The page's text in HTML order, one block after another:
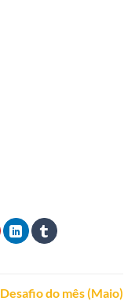
Desafio do mês (Maio)